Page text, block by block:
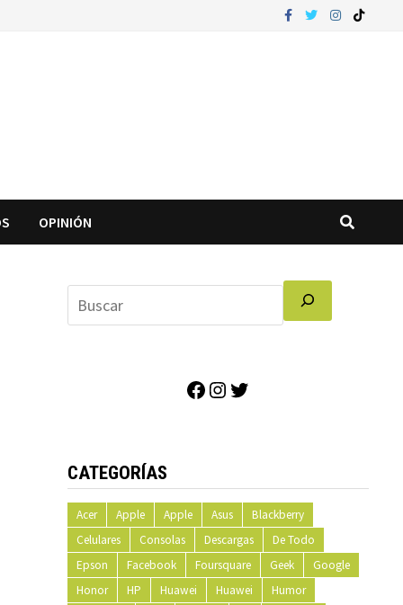
OPINIÓN
Facebook
Instagram
CATEGORÍAS
Acer Apple Apple Asus
Blackberry
Celulares
Consolas Descargas
De Todo
Epson
Facebook Foursquare Geek
Google
Honor
HP Huawei Huawei
Humor